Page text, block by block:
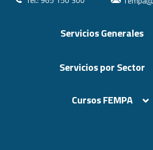
Servicios Generales
Servicios por Sector
Cursos FEMPA